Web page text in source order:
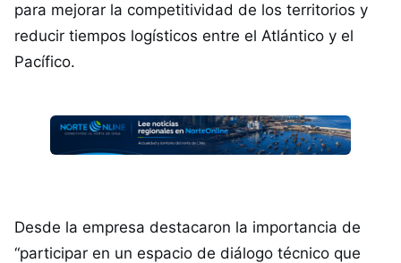
para mejorar la competitividad de los territorios y
reducir tiempos logísticos entre el Atlántico y el
Pacífico.
Desde la empresa destacaron la importancia de
“participar en un espacio de diálogo técnico que